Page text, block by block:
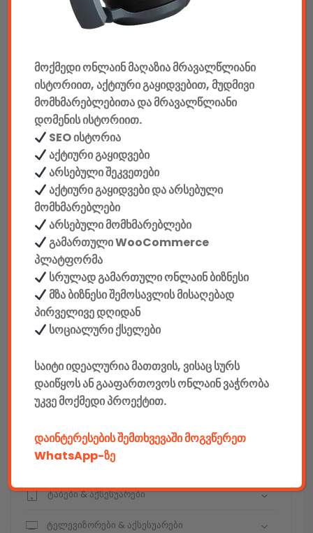
კონსოლები & აქსესუარები
ელემენტები
აკკუმულატორები
კაბელები & დამტენები
დისკები
ჩანთები
სეიფები
კონსტრუქტორები
E-mobility
კომპიუტერები & აქსესუარები
ტელეფონები & აქსესუარები
კამერები & აქსესუარები
ნოუთბუქები & აქსესუარები
ტაბები & აქსესუარები
ტელევიზორები & აქსესუარები
მოქმედი ონლაინ მაღაზია მრავალწლიანი
ისტორიით, აქტიური გაყიდვებით, მუდმივი
მომხმარებლებითა და მრავალწლიანი
დომენის ისტორიით.
SEO ისტორია
აქტიური გაყიდვები
არსებული შეკვეთები
აქტიური გაყიდვები და არსებული
მომხმარებლები
არსებული მომხმარებლები
გამართული WooCommerce
პლატფორმა
სრულად გამართული ონლაინ ბიზნესი
მზა ბიზნესი შემოსავლის მისაღებად
პირველივე დღიდან
სოციალური ქსელები
საიტი იდეალურია მათთვის, ვისაც სურს
დაიწყოს ან გააფართოვოს ონლაინ ვაჭრობა
უკვე მოქმედი პროექტით.
დაინტერესების შემთხვევაში მოგვწერეთ
WhatsApp-ზე